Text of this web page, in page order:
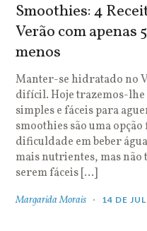
Smoothies: 4
Verão com apenas
menos
Manter-se hidratado no
difícil. Hoje trazemos-lhe
simples e fáceis para
smoothies são uma
dificuldade em beber
mais nutrientes, mas não
serem fáceis […]
Margarida Morais 14 DE